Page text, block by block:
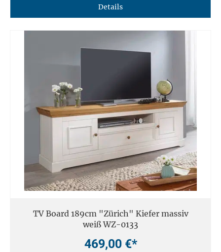
Details
TV Board 189cm "Zürich" Kiefer massiv
weiß WZ-0133
469,00 €*